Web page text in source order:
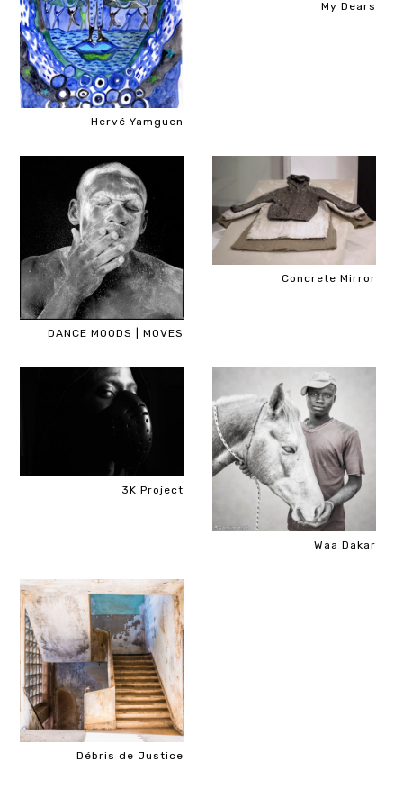
Hervé Yamguen
My Dears
DANCE MOODS | MOVES
Concrete Mirror
3K Project
Waa Dakar
Débris de Justice